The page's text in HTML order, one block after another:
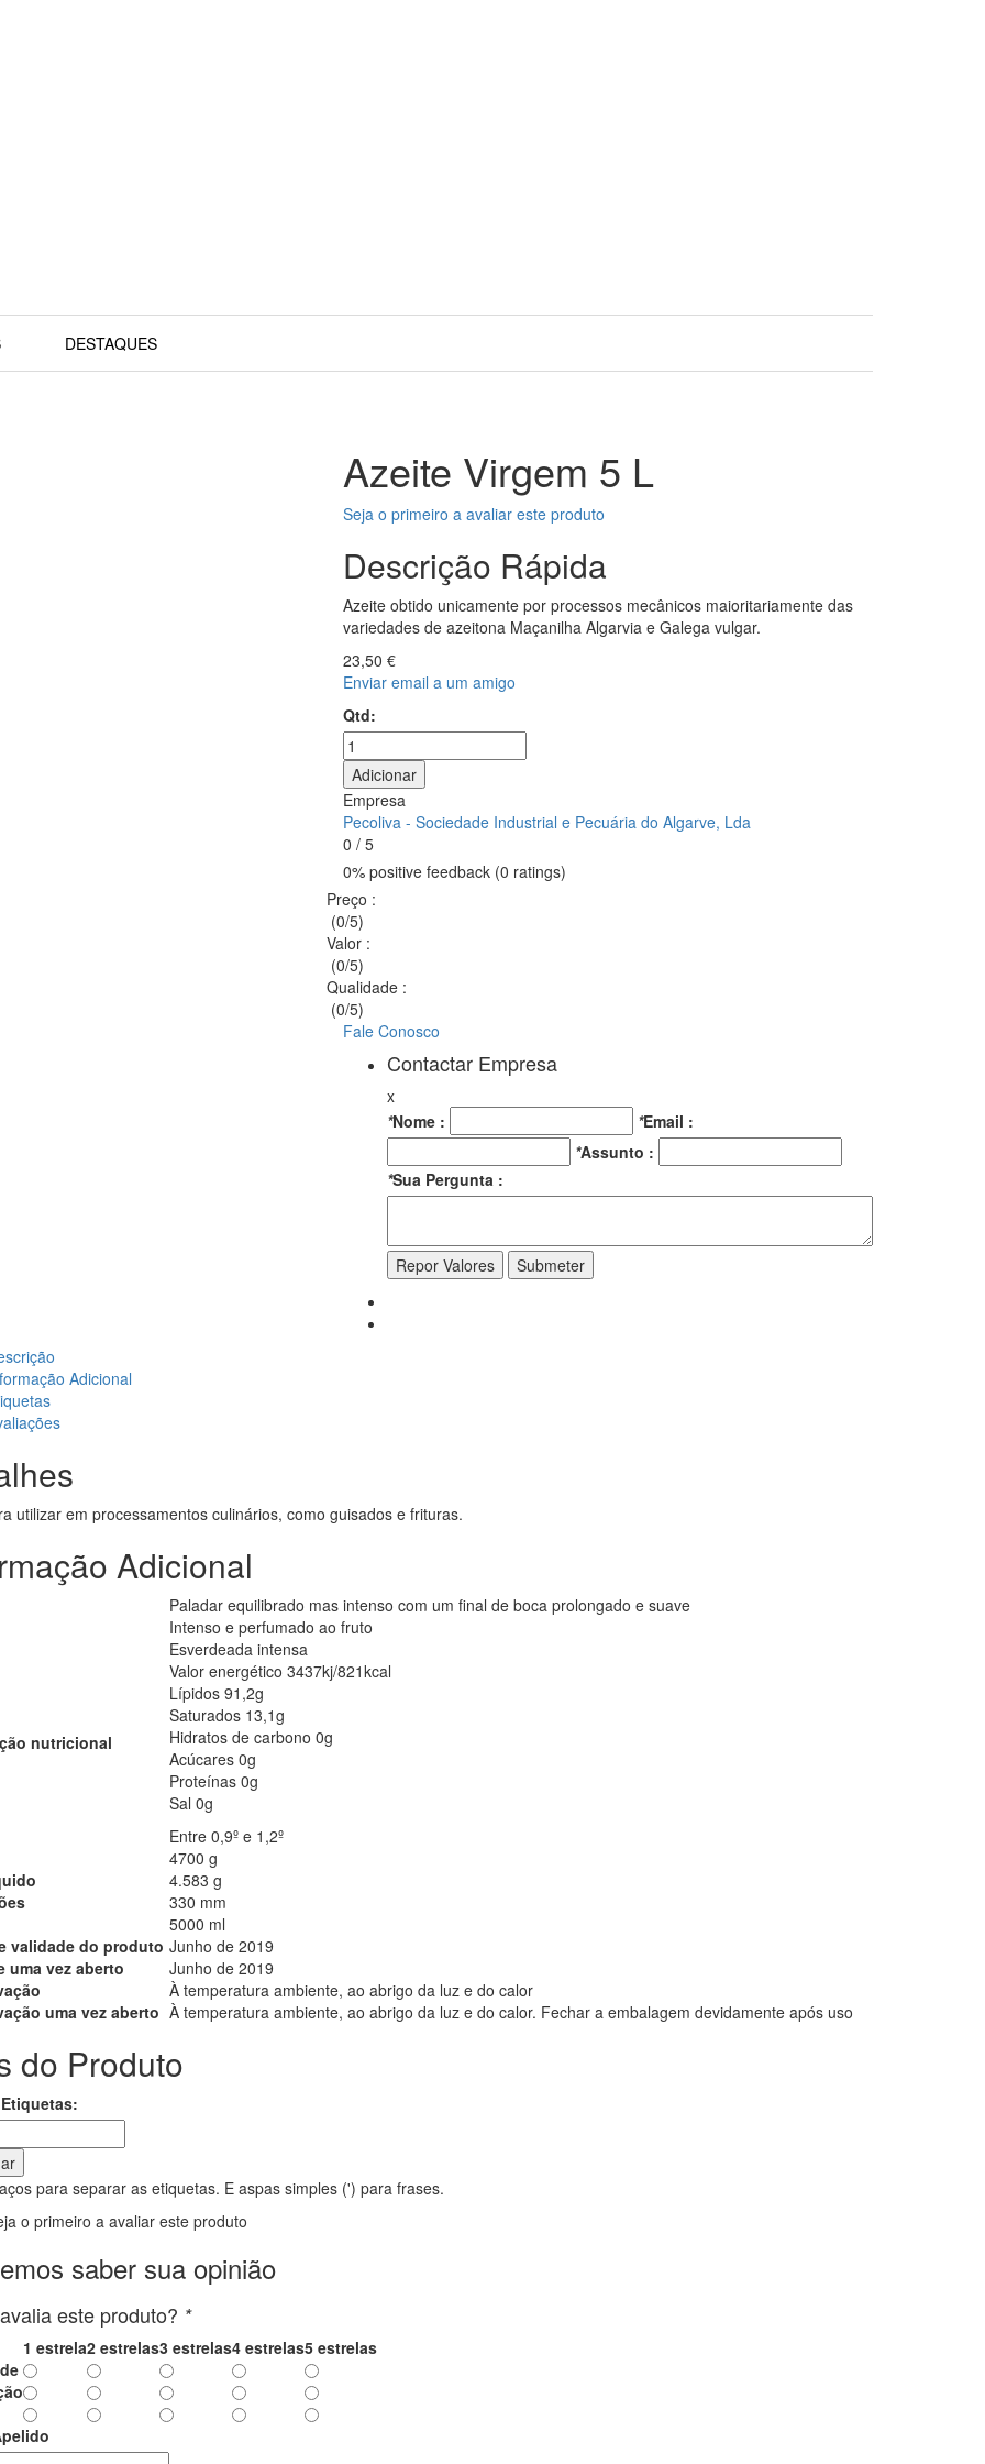
DESTAQUES
Azeite Virgem 5 L
Seja o primeiro a avaliar este produto
Descrição Rápida
Azeite obtido unicamente por processos mecânicos maioritariamente das
variedades de azeitona Maçanilha Algarvia e Galega vulgar.
23,50 €
Enviar email a um amigo
Qtd:
Adicionar
Empresa
Pecoliva - Sociedade Industrial e Pecuária do Algarve, Lda
0 / 5
0% positive feedback (0 ratings)
Preço :
(0/5)
Valor :
(0/5)
Qualidade :
(0/5)
Fale Conosco
Contactar Empresa
x
*Nome : *Email :
*Assunto :
*Sua Pergunta :
Adicional
utilizar em processamentos culinários, como guisados e frituras.
Adicional
Paladar equilibrado mas intenso com um final de boca prolongado e suave
Intenso e perfumado ao fruto
Esverdeada intensa
nutricional
Valor energético 3437kj/821kcal
Lípidos 91,2g
Saturados 13,1g
Hidratos de carbono 0g
Acúcares 0g
Proteínas 0g
Sal 0g
Entre 0,9º e 1,2º
4700 g
4.583 g
330 mm
5000 ml
validade do produto Junho de 2019
uma vez aberto
Junho de 2019
À temperatura ambiente, ao abrigo da luz e do calor
uma vez aberto À temperatura ambiente, ao abrigo da luz e do calor. Fechar a embalagem devidamente após uso
do Produto
para separar as etiquetas. E aspas simples (') para frases.
o primeiro a avaliar este produto
saber sua opinião
este produto? *
1 estrela2 estrelas3 estrelas4 estrelas5 estrelas